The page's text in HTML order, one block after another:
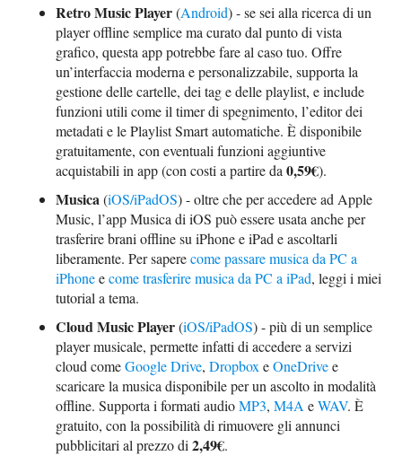
Retro Music Player(Android) - se sei alla ricerca di un
player offline semplice ma curato dal punto di vista
grafico, questa app potrebbe fare al caso tuo. Offre
un’interfaccia moderna e personalizzabile, supporta la
gestione delle cartelle, dei tag e delle playlist, e include
funzioni utili come il timer di spegnimento, l’editor dei
metadati e le Playlist Smart automatiche. È disponibile
gratuitamente, con eventuali funzioni aggiuntive
acquistabili in app (con costi a partire da0,59€).
Musica(iOS/iPadOS) - oltre che per accedere ad Apple
Music, l’app Musica di iOS può essere usata anche per
trasferire brani offline su iPhone e iPad e ascoltarli
liberamente. Per saperecome passare musica da PC a
iPhoneecome trasferire musica da PC a iPad, leggi i miei
tutorial a tema.
Cloud Music Player(iOS/iPadOS) - più di un semplice
player musicale, permette infatti di accedere a servizi
cloud comeGoogle Drive,Dropbox eOneDrivee
scaricare la musica disponibile per un ascolto in modalità
offline. Supporta i formati audioMP3,M4A eWAV. È
gratuito, con la possibilità di rimuovere gli annunci
pubblicitari al prezzo di2,49€.